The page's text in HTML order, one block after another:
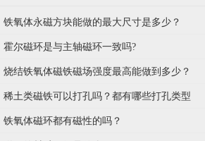
铁氧体永磁方块能做的最大尺寸是多少？
霍尔磁环是与主轴磁环一致吗?
烧结铁氧体磁铁磁场强度最高能做到多少？
稀土类磁铁可以打孔吗？都有哪些打孔类型
铁氧体磁环都有磁性的吗？